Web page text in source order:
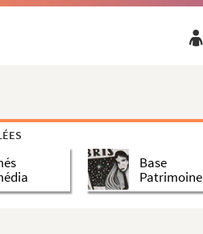
Base
Patrimoine